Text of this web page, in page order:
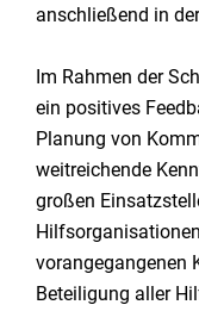
anschließend in
Im Rahmen der
ein positives
Planung von
weitreichende
großen
vorangegangenen
Beteiligung aller